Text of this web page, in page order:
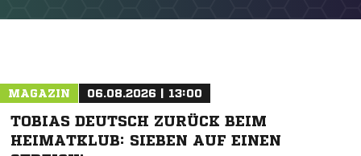
NACHRICHT SENDEN
* Pflichtfelder
MAGAZIN 06.08.2026 | 13:00
TOBIAS DEUTSCH ZURÜCK BEIM
HEIMATKLUB: SIEBEN AUF EINEN